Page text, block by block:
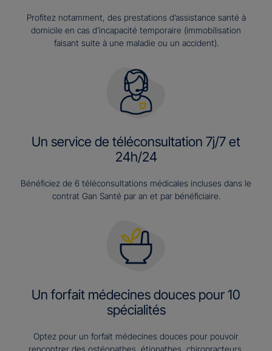
Profitez notamment, des prestations d’assistance santé à
domicile en cas d’incapacité temporaire (immobilisation
faisant suite à une maladie ou un accident).
Un service de téléconsultation 7j/7 et
24h/24
Bénéficiez de 6 téléconsultations médicales incluses dans le
contrat Gan Santé par an et par bénéficiaire.
Un forfait médecines douces pour 10
spécialités
Optez pour un forfait médecines douces pour pouvoir
rencontrer des ostéopathes, étiopathes, chiropracteurs,